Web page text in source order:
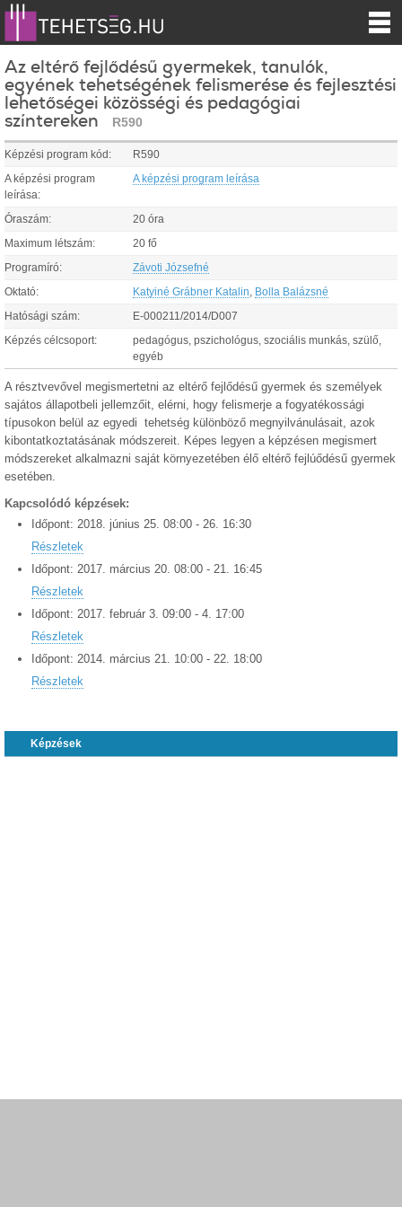
Az eltérő fejlődésű gyermekek, tanulók,
egyének tehetségének felismerése és fejlesztési
lehetőségei közösségi és pedagógiai
színtereken
R590
Képzési program kód: R590
A képzési program
leírása:
A képzési program leírása
Óraszám: 20 óra
Maximum létszám: 20 fő
Programíró: Závoti Józsefné
Oktató: Katyiné Grábner Katalin Bolla Balázsné
Hatósági szám: E-000211/2014/D007
Képzés célcsoport:
pedagógus, pszichológus, szociális munkás, szülő,
egyéb
A résztvevővel megismertetni az eltérő fejlődésű gyermek és személyek
sajátos állapotbeli jellemzőit, elérni, hogy felismerje a fogyatékossági
típusokon belül az egyedi tehetség különböző megnyilvánulásait, azok
kibontatkoztatásának módszereit. Képes legyen a képzésen megismert
módszereket alkalmazni saját környezetében élő eltérő fejlúődésű gyermek
esetében.
Kapcsolódó képzések:
Időpont: 2018. június 25. 08:00 - 26. 16:30
Részletek
Időpont: 2017. március 20. 08:00 - 21. 16:45
Részletek
Időpont: 2017. február 3. 09:00 - 4. 17:00
Részletek
Időpont: 2014. március 21. 10:00 - 22. 18:00
Részletek
Képzések